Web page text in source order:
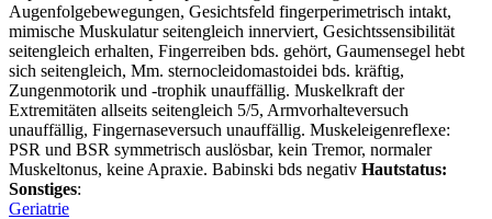
Augenfolgebewegungen, Gesichtsfeld fingerperimetrisch intakt,
mimische Muskulatur seitengleich innerviert, Gesichtssensibilität
seitengleich erhalten, Fingerreiben bds. gehört, Gaumensegel hebt
sich seitengleich, Mm. sternocleidomastoidei bds. kräftig,
Zungenmotorik und -trophik unauffällig. Muskelkraft der
Extremitäten allseits seitengleich 5/5, Armvorhalteversuch
unauffällig, Fingernaseversuch unauffällig. Muskeleigenreflexe:
PSR und BSR symmetrisch auslösbar, kein Tremor, normaler
Muskeltonus, keine Apraxie. Babinski bds negativ Hautstatus:
Sonstiges:
Geriatrie